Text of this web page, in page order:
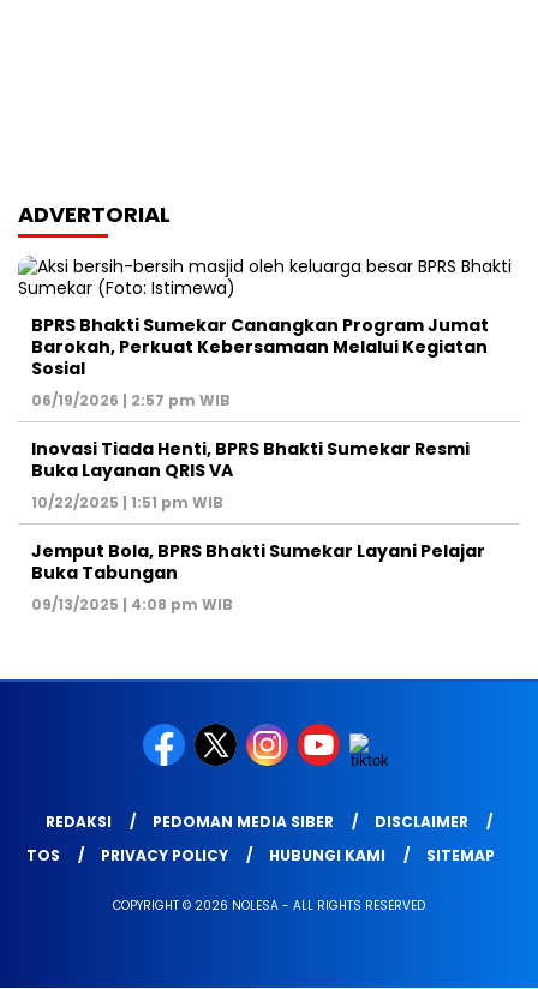
ADVERTORIAL
BPRS Bhakti Sumekar Canangkan Program Jumat
Barokah, Perkuat Kebersamaan Melalui Kegiatan
Sosial
06/19/2026 | 2:57 pm WIB
Inovasi Tiada Henti, BPRS Bhakti Sumekar Resmi
Buka Layanan QRIS VA
10/22/2025 | 1:51 pm WIB
Jemput Bola, BPRS Bhakti Sumekar Layani Pelajar
Buka Tabungan
09/13/2025 | 4:08 pm WIB
REDAKSI PEDOMAN MEDIA SIBER
DISCLAIMER
TOS
PRIVACY POLICY HUBUNGI KAMI SITEMAP
COPYRIGHT © 2026 NOLESA - ALL RIGHTS RESERVED